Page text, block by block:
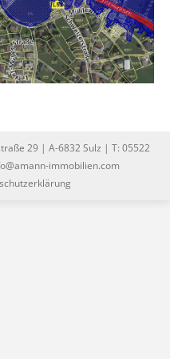
29 | A-6832 Sulz | T: 05522
immobilien.com